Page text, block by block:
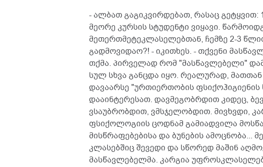
- ალბათ გაგიკვირდებათ, რასაც გეტყვით:
მეორე კურსის სტუდენტი ვიყავი.
მეთერთმეტეკლასელებთან, ჩემზე 2-3
გადმოვიდაო?! - იკითხეს. - თქვენი
თქმა. პირველად რომ "მასწავლებელი"
სულ სხვა განცდა იყო. რეალურად,
დავაარსე "ურთიერთობის
დააინტერესათ. დავმეგობრდით კიდეც,
ვსაუბრობდით, ვმსჯელობდით. მივხვდი,
ფსიქოლოგიის ცოდნამ გამიადვილა
მისწრაფებებისა და ბუნების ამოცნობა...
კლასებშიც შევედი და სწორედ მაშინ
მასწავლებელმა. კარგია